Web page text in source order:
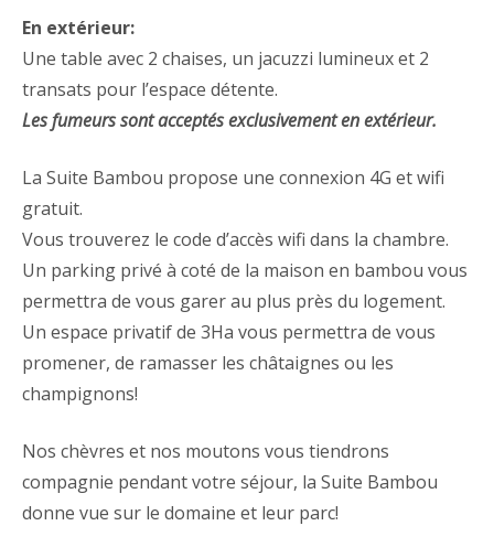
En extérieur:
Une table avec 2 chaises, un jacuzzi lumineux et 2
transats pour l’espace détente.
Les fumeurs sont acceptés exclusivement en extérieur.
La Suite Bambou propose une connexion 4G et wifi
gratuit.
Vous trouverez le code d’accès wifi dans la chambre.
Un parking privé à coté de la maison en bambou vous
permettra de vous garer au plus près du logement.
Un espace privatif de 3Ha vous permettra de vous
promener, de ramasser les châtaignes ou les
champignons!
Nos chèvres et nos moutons vous tiendrons
compagnie pendant votre séjour, la Suite Bambou
donne vue sur le domaine et leur parc!